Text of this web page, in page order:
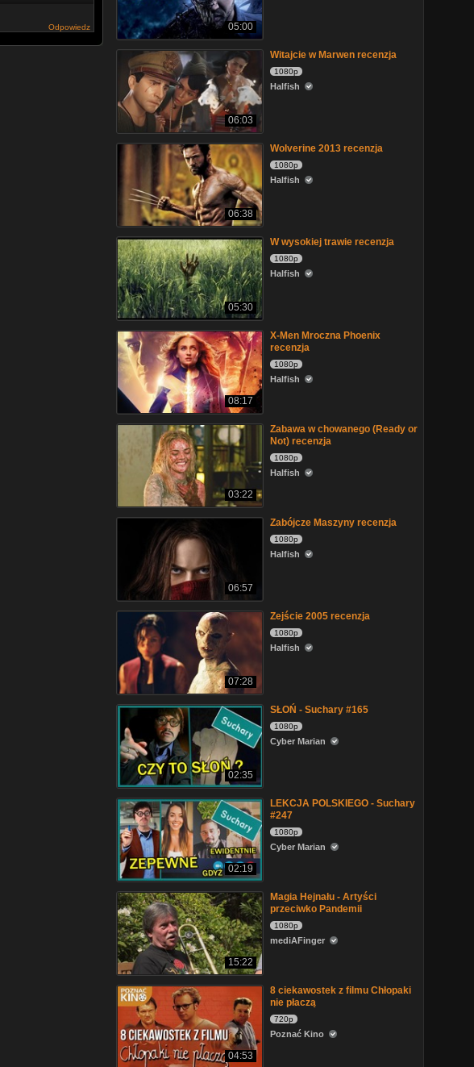
Odpowiedz 05:00
06:03
Witajcie w Marwen recenzja
1080p
Halfish
06:38
Wolverine 2013 recenzja
1080p
Halfish
05:30
W wysokiej trawie recenzja
1080p
Halfish
08:17
X-Men Mroczna Phoenix
recenzja
1080p
Halfish
03:22
Zabawa w chowanego (Ready or
Not) recenzja
1080p
Halfish
06:57
Zabójcze Maszyny recenzja
1080p
Halfish
07:28
Zejście 2005 recenzja
1080p
Halfish
02:35
SŁOŃ - Suchary #165
1080p
Cyber Marian
02:19
LEKCJA POLSKIEGO - Suchary
#247
1080p
Cyber Marian
15:22
Magia Hejnału - Artyści
przeciwko Pandemii
1080p
mediAFinger
04:53
8 ciekawostek z filmu Chłopaki
nie płaczą
720p
Poznać Kino